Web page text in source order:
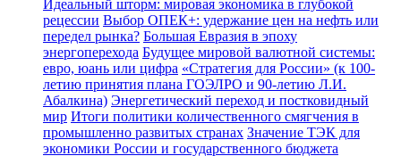
Идеальный шторм: мировая экономика в глубокой
рецессии Выбор ОПЕК+: удержание цен на нефть или
передел рынка? Большая Евразия в эпоху
энергоперехода Будущее мировой валютной системы:
евро, юань или цифра «Стратегия для России» (к 100-
летию принятия плана ГОЭЛРО и 90-летию Л.И.
Абалкина) Энергетический переход и постковидный
мир Итоги политики количественного смягчения в
промышленно развитых странах Значение ТЭК для
экономики России и государственного бюджета